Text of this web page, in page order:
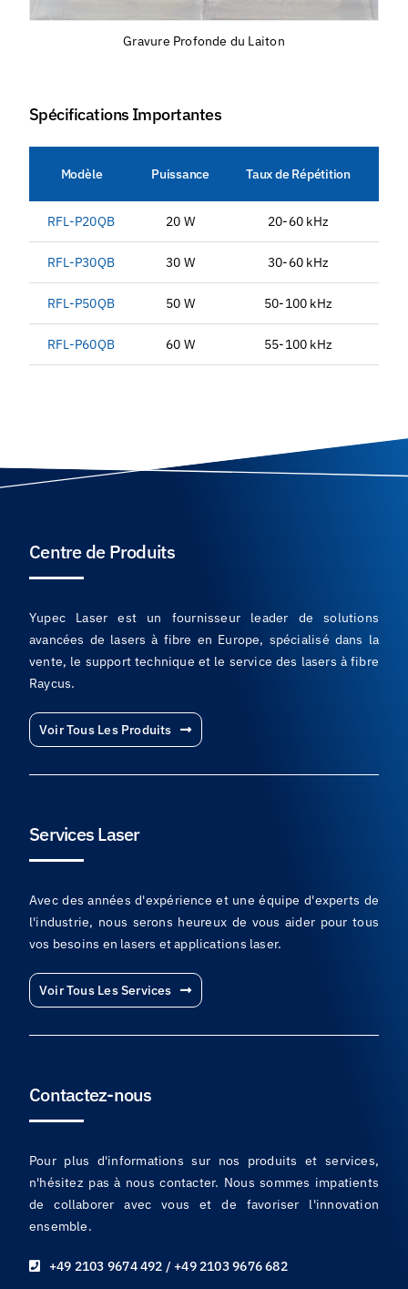
Gravure Profonde du Laiton
Spécifications Importantes
Modèle Puissance Taux de Répétition
RFL-P20QB 20 W 20-60 kHz
RFL-P30QB 30 W 30-60 kHz
RFL-P50QB 50 W 50-100 kHz
RFL-P60QB 60 W 55-100 kHz
Centre de Produits
Yupec Laser est un fournisseur leader de solutions
avancées de lasers à fibre en Europe, spécialisé dans la
vente, le support technique et le service des lasers à fibre
Raycus.
Voir Tous Les Produits
Services Laser
Avec des années d'expérience et une équipe d'experts de
l'industrie, nous serons heureux de vous aider pour tous
vos besoins en lasers et applications laser.
Voir Tous Les Services
Contactez-nous
Pour plus d'informations sur nos produits et services,
n'hésitez pas à nous contacter. Nous sommes impatients
de collaborer avec vous et de favoriser l'innovation
ensemble.
+49 2103 9674 492 / +49 2103 9676 682